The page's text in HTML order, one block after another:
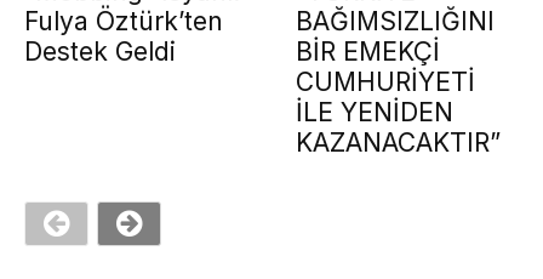
Fulya Öztürk’ten
Destek Geldi
BAĞIMSIZLIĞINI
BİR EMEKÇİ
CUMHURİYETİ
İLE YENİDEN
KAZANACAKTIR”